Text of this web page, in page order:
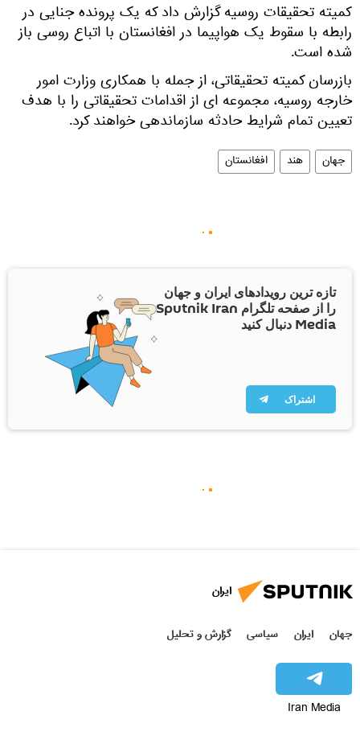
کمیته تحقیقات روسیه گزارش داد که یک پرونده جنایی در
رابطه با سقوط یک هواپیما در افغانستان با اتباع روسی باز
شده است.
بازرسان کمیته تحقیقاتی، از جمله با همکاری وزارت امور
خارجه روسیه، مجموعه ای از اقدامات تحقیقاتی را با هدف
تعیین تمام شرایط حادثه سازماندهی خواهند کرد.
جهان هند افغانستان
تازه ترین رویدادهای ایران و جهان
را از صفحه تلگرام Sputnik Iran
Media دنبال کنید
اشتراک
ایران
جهان ایران سیاسی گزارش و تحلیل
Iran Media